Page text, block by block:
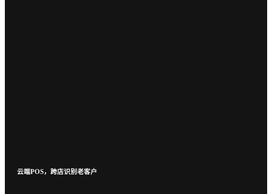
云端POS，跨店识别老客户